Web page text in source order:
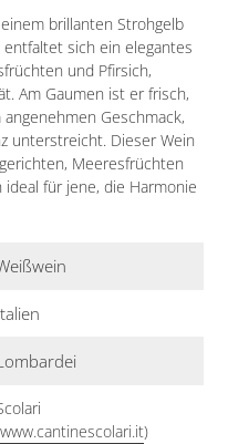
brillanten Strohgelb
sich ein elegantes
und Pfirsich,
Am Gaumen ist er frisch,
Geschmack,
unterstreicht. Dieser Wein
Meeresfrüchten
für jene, die Harmonie
www.cantinescolari.it)